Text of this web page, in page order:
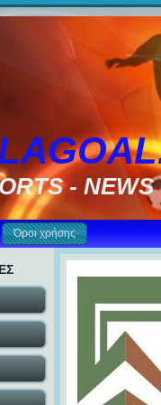
- NEWS
Όροι χρήσης